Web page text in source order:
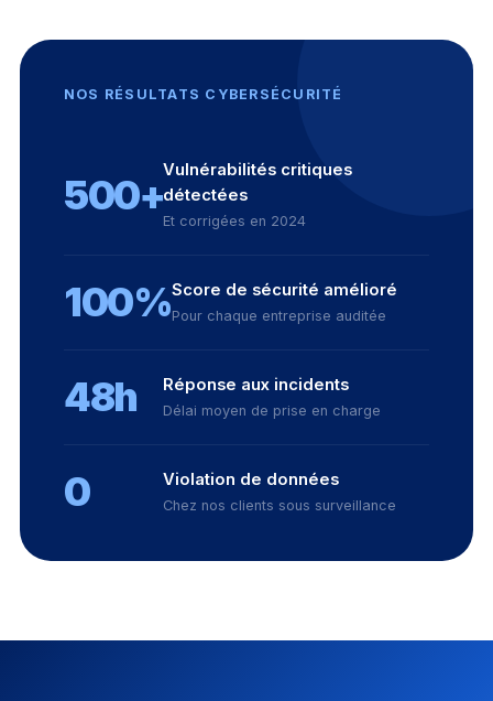
NOS RÉSULTATS CYBERSÉCURITÉ
500+
Vulnérabilités critiques
détectées
Et corrigées en 2024
100%Score de sécurité amélioré
Pour chaque entreprise auditée
48h Réponse aux incidents
Délai moyen de prise en charge
0 Violation de données
Chez nos clients sous surveillance